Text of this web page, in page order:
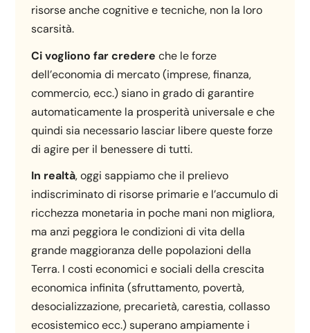
risorse anche cognitive e tecniche, non la loro
scarsità.
Ci vogliono far credere che le forze
dell’economia di mercato (imprese, finanza,
commercio, ecc.) siano in grado di garantire
automaticamente la prosperità universale e che
quindi sia necessario lasciar libere queste forze
di agire per il benessere di tutti.
In realtà, oggi sappiamo che il prelievo
indiscriminato di risorse primarie e l’accumulo di
ricchezza monetaria in poche mani non migliora,
ma anzi peggiora le condizioni di vita della
grande maggioranza delle popolazioni della
Terra. I costi economici e sociali della crescita
economica infinita (sfruttamento, povertà,
desocializzazione, precarietà, carestia, collasso
ecosistemico ecc.) superano ampiamente i